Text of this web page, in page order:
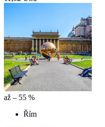
až – 55 %
Řím